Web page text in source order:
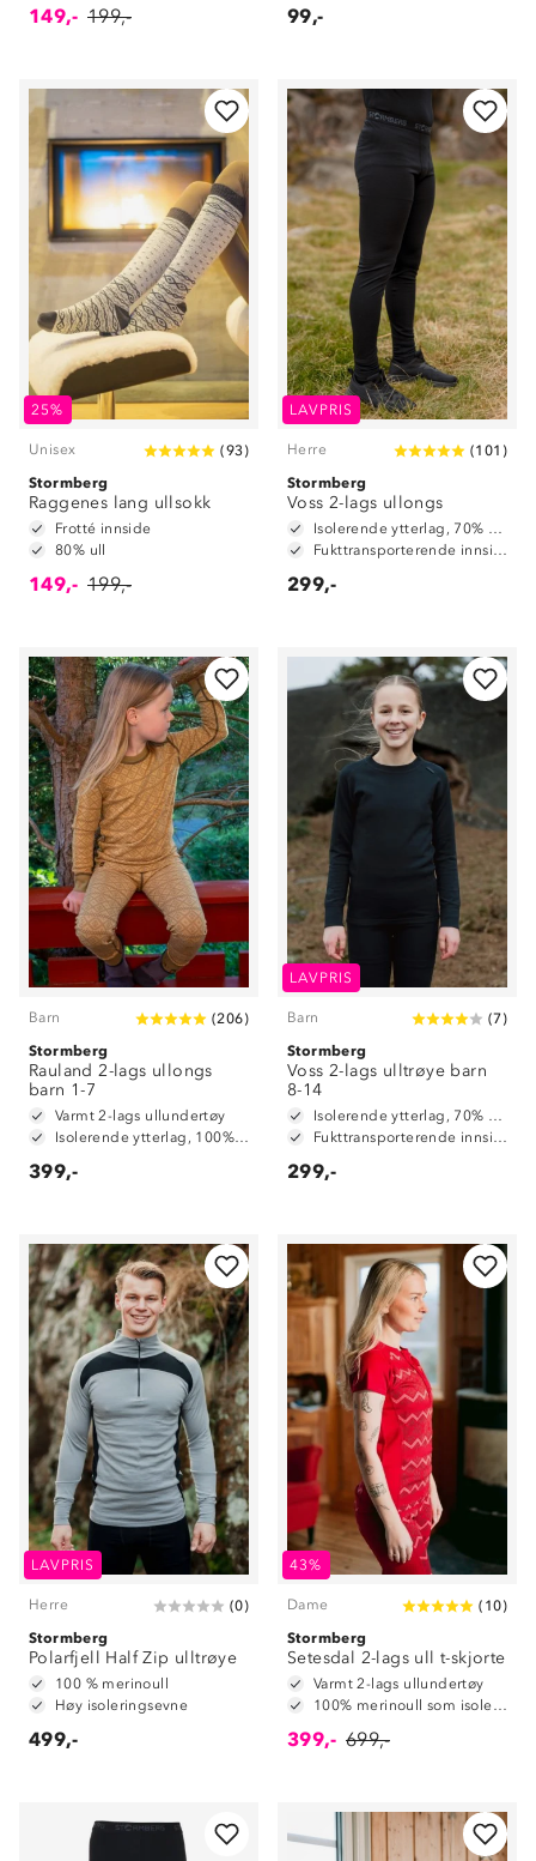
149,- 199,- 99,-
25%
Unisex (93)
Stormberg
Raggenes lang ullsokk
Frotté innside
80% ull
149,- 199,-
LAVPRIS
Herre (101 )
Stormberg
Voss 2-lags ullongs
Isolerende ytterlag, 70% merinoull / 30% polyester
Fukttransporterende innside, 100% polyester
299,-
Barn (206)
Stormberg
Rauland 2-lags ullongs
barn 1-7
Varmt 2-lags ullundertøy
Isolerende ytterlag, 100% merinoull
399,-
LAVPRIS
Barn (7)
Stormberg
Voss 2-lags ulltrøye barn
8-14
Isolerende ytterlag, 70% merinoull / 30% polyester
Fukttransporterende innside, 100% polyester
299,-
LAVPRIS
Herre (0)
Stormberg
Polarfjell Half Zip ulltrøye
100 % merinoull
Høy isoleringsevne
499,-
43%
Dame ( 10)
Stormberg
Setesdal 2-lags ull t-skjorte
Varmt 2-lags ullundertøy
100% merinoull som isolerende ytterlag
399,- 699,-